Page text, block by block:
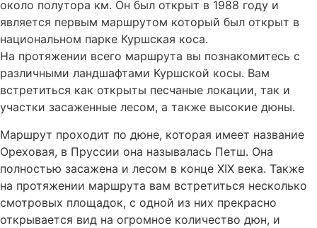
около полутора км. Он был открыт в 1988 году и
является первым маршрутом который был открыт в
национальном парке Куршская коса.
На протяжении всего маршрута вы познакомитесь с
различными ландшафтами Куршской косы. Вам
встретиться как открыты песчаные локации, так и
участки засаженные лесом, а также высокие дюны.
Маршрут проходит по дюне, которая имеет название
Ореховая, в Пруссии она называлась Петш. Она
полностью засажена и лесом в конце XIX века. Также
на протяжении маршрута вам встретиться несколько
смотровых площадок, с одной из них прекрасно
открывается вид на огромное количество дюн, и